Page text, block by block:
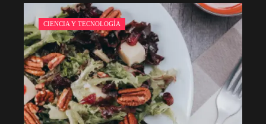
CIENCIA Y TECNOLOGÍA